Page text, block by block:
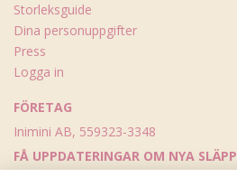
Storleksguide
Dina personuppgifter
Press
Logga in
FÖRETAG
Inimini AB, 559323-3348
FÅ UPPDATERINGAR OM NYA SLÄPP